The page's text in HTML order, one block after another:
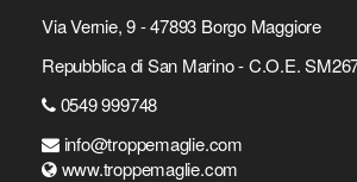
Via Vernie, 9 - 47893 Borgo Maggiore
Repubblica di San Marino - C.O.E.
0549 999748
info@troppemaglie.com
www.troppemaglie.com